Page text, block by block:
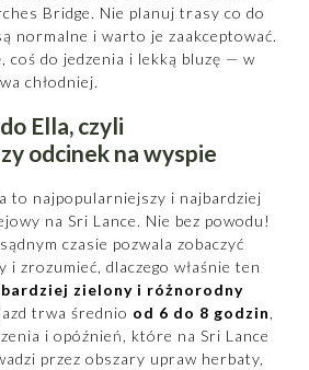
Bridge. Nie planuj trasy co do
normalne i warto je zaakceptować.
coś do jedzenia i lekką bluzę — w
chłodniej.
Ella, czyli
odcinek na wyspie
to najpopularniejszy i najbardziej
na Sri Lance. Nie bez powodu!
czasie pozwala zobaczyć
i zrozumieć, dlaczego właśnie ten
zielony i różnorodny
trwa średnio od 6 do 8 godzin,
i opóźnień, które na Sri Lance
przez obszary upraw herbaty,